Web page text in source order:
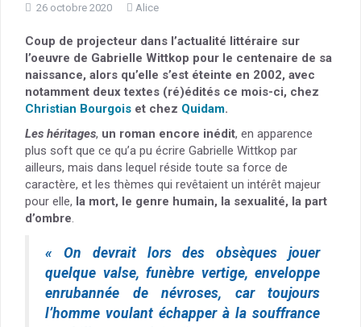
26 octobre 2020 Alice
Coup de projecteur dans l’actualité littéraire sur
l’oeuvre de Gabrielle Wittkop pour le centenaire de sa
naissance, alors qu’elle s’est éteinte en 2002, avec
notamment deux textes (ré)édités ce mois-ci, chez
Christian Bourgois et chez Quidam.
Les héritages, un roman encore inédit, en apparence
plus soft que ce qu’a pu écrire Gabrielle Wittkop par
ailleurs, mais dans lequel réside toute sa force de
caractère, et les thèmes qui revêtaient un intérêt majeur
pour elle, la mort, le genre humain, la sexualité, la part
d’ombre.
« On devrait lors des obsèques jouer
quelque valse, funèbre vertige, enveloppe
enrubannée de névroses, car toujours
l’homme voulant échapper à la souffrance